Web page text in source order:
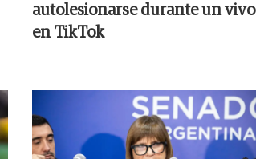
autolesionarse durante un vivo
en TikTok